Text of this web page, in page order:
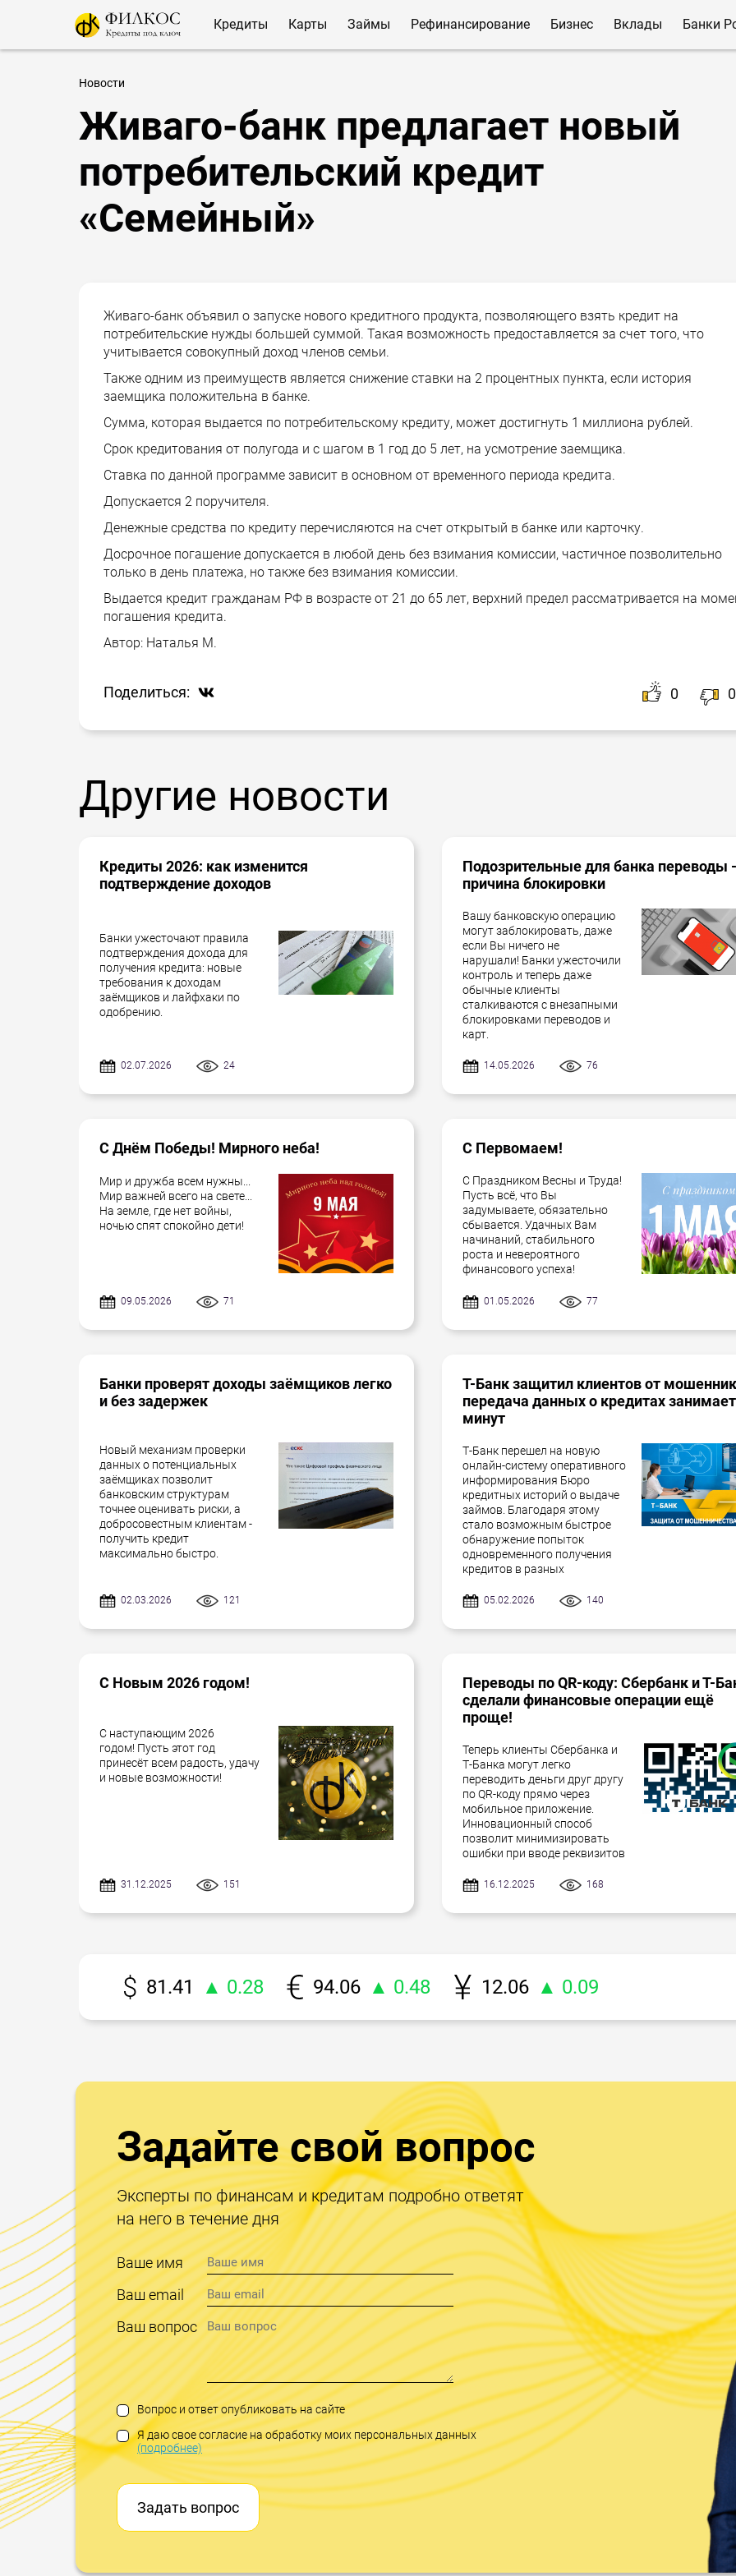
Кредиты Карты Займы Рефинансирование Бизнес Вклады Банки
Новости
Живаго-банк предлагает новый
потребительский кредит
«Семейный»
Живаго-банк объявил о запуске нового кредитного продукта, позволяющего взять кредит на
потребительские нужды большей суммой. Такая возможность предоставляется за счет того, что
учитывается совокупный доход членов семьи.
Также одним из преимуществ является снижение ставки на 2 процентных пункта, если история
заемщика положительна в банке.
Сумма, которая выдается по потребительскому кредиту, может достигнуть 1 миллиона рублей.
Срок кредитования от полугода и с шагом в 1 год до 5 лет, на усмотрение заемщика.
Ставка по данной программе зависит в основном от временного периода кредита.
Допускается 2 поручителя.
Денежные средства по кредиту перечисляются на счет открытый в банке или карточку.
Досрочное погашение допускается в любой день без взимания комиссии, частичное позволительно
только в день платежа, но также без взимания комиссии.
Выдается кредит гражданам РФ в возрасте от 21 до 65 лет, верхний предел рассматривается на
погашения кредита.
Автор: Наталья М.
Поделиться: 0 0
Другие новости
Кредиты 2026: как изменится
подтверждение доходов
Банки ужесточают правила
подтверждения дохода для
получения кредита: новые
требования к доходам
заёмщиков и лайфхаки по
одобрению.
02.07.2026 24
Подозрительные для банка переводы -
причина блокировки
Вашу банковскую операцию
могут заблокировать, даже
если Вы ничего не
нарушали! Банки ужесточили
контроль и теперь даже
обычные клиенты
сталкиваются с внезапными
блокировками переводов и
карт.
14.05.2026 76
С Днём Победы! Мирного неба!
Мир и дружба всем нужны...
Мир важней всего на свете...
На земле, где нет войны,
ночью спят спокойно дети!
09.05.2026 71
С Первомаем!
С Праздником Весны и Труда!
Пусть всё, что Вы
задумываете, обязательно
сбывается. Удачных Вам
начинаний, стабильного
роста и невероятного
финансового успеха!
01.05.2026 77
Банки проверят доходы заёмщиков легко
и без задержек
Новый механизм проверки
данных о потенциальных
заёмщиках позволит
банковским структурам
точнее оценивать риски, а
добросовестным клиентам -
получить кредит
максимально быстро.
02.03.2026 121
Т-Банк защитил клиентов от
передача данных о кредитах
минут
Т-Банк перешел на новую
онлайн-систему оперативного
информирования Бюро
кредитных историй о выдаче
займов. Благодаря этому
стало возможным быстрое
обнаружение попыток
одновременного получения
кредитов в разных
05.02.2026 140
С Новым 2026 годом!
С наступающим 2026
годом! Пусть этот год
принесёт всем радость, удачу
и новые возможности!
31.12.2025 151
Переводы по QR-коду: Сбербанк и Т-
сделали финансовые операции ещё
проще!
Теперь клиенты Сбербанка и
Т-Банка могут легко
переводить деньги друг другу
по QR-коду прямо через
мобильное приложение.
Инновационный способ
позволит минимизировать
ошибки при вводе реквизитов
16.12.2025 168
81.41 ▲ 0.28 94.06 ▲ 0.48 12.06 ▲ 0.09
Задайте свой вопрос
Эксперты по финансам и кредитам подробно ответят
на него в течение дня
Ваше имя
Ваш email
Ваш вопрос
Вопрос и ответ опубликовать на сайте
Я даю свое согласие на обработку моих персональных данных
(подробнее)
Задать вопрос